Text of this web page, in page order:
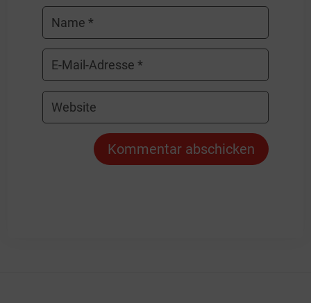
Kommentar abschicken